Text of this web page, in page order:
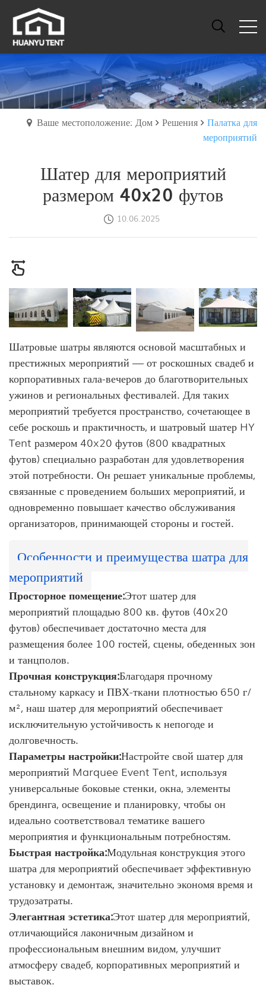
Ваше местоположение: Дом Решения
Палатка для
мероприятий
Шатер для мероприятий
размером 40x20 футов
10.06.2025
Шатровые шатры являются основой масштабных и
престижных мероприятий — от роскошных свадеб и
корпоративных гала-вечеров до благотворительных
ужинов и региональных фестивалей. Для таких
мероприятий требуется пространство, сочетающее в
себе роскошь и практичность, и шатровый шатер HY
Tent размером 40x20 футов (800 квадратных
футов) специально разработан для удовлетворения
этой потребности. Он решает уникальные проблемы,
связанные с проведением больших мероприятий, и
одновременно повышает качество обслуживания
организаторов, принимающей стороны и гостей.
Особенности и преимущества шатра для
мероприятий
Просторное помещение:Этот шатер для
мероприятий площадью 800 кв. футов (40x20
футов) обеспечивает достаточно места для
размещения более 100 гостей, сцены, обеденных зон
и танцполов.
Прочная конструкция:Благодаря прочному
стальному каркасу и ПВХ-ткани плотностью 650 г/
м², наш шатер для мероприятий обеспечивает
исключительную устойчивость к непогоде и
долговечность.
Параметры настройки:Настройте свой шатер для
мероприятий Marquee Event Tent, используя
универсальные боковые стенки, окна, элементы
брендинга, освещение и планировку, чтобы он
идеально соответствовал тематике вашего
мероприятия и функциональным потребностям.
Быстрая настройка:Модульная конструкция этого
шатра для мероприятий обеспечивает эффективную
установку и демонтаж, значительно экономя время и
трудозатраты.
Элегантная эстетика:Этот шатер для мероприятий,
отличающийся лаконичным дизайном и
профессиональным внешним видом, улучшит
атмосферу свадеб, корпоративных мероприятий и
выставок.